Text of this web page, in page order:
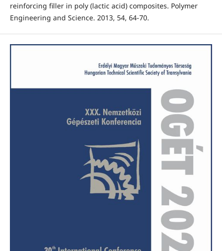
reinforcing filler in poly (lactic acid) composites. Polymer
Engineering and Science. 2013, 54, 64-70.